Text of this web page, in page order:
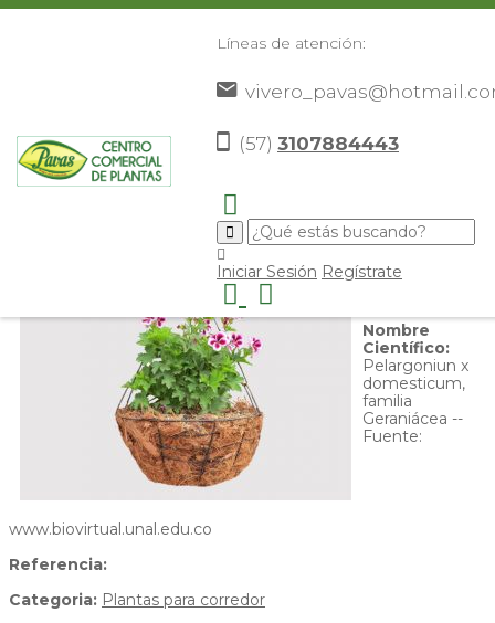
Líneas de atención:
(57) 3107884443
Iniciar Sesión Regístrate
Cortejo
Común:
Nombre
Científico:
Pelargoniun x
domesticum,
familia
Geraniácea --
Fuente:
www.biovirtual.unal.edu.co
Referencia:
Categoria: Plantas para corredor